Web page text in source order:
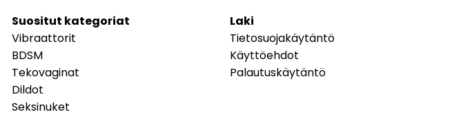
Suositut kategoriat
Vibraattorit
BDSM
Tekovaginat
Dildot
Seksinuket
Laki
Tietosuojakäytäntö
Käyttöehdot
Palautuskäytäntö